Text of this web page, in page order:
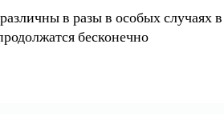
в разы в особых случаях
бесконечно